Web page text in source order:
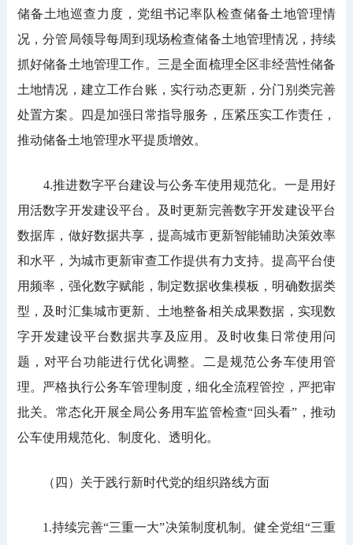
储备土地巡查力度，党组书记率队检查储备土地管理情
况，分管局领导每周到现场检查储备土地管理情况，持续
抓好储备土地管理工作。三是全面梳理全区非经营性储备
土地情况，建立工作台账，实行动态更新，分门别类完善
处置方案。四是加强日常指导服务，压紧压实工作责任，
推动储备土地管理水平提质增效。
4.推进数字平台建设与公务车使用规范化。一是用好
用活数字开发建设平台。及时更新完善数字开发建设平台
数据库，做好数据共享，提高城市更新智能辅助决策效率
和水平，为城市更新审查工作提供有力支持。提高平台使
用频率，强化数字赋能，制定数据收集模板，明确数据类
型，及时汇集城市更新、土地整备相关成果数据，实现数
字开发建设平台数据共享及应用。及时收集日常使用问
题，对平台功能进行优化调整。二是规范公务车使用管
理。严格执行公务车管理制度，细化全流程管控，严把审
批关。常态化开展全局公务用车监管检查“回头看”，推动
公车使用规范化、制度化、透明化。
（四）关于践行新时代党的组织路线方面
1.持续完善“三重一大”决策制度机制。健全党组“三重